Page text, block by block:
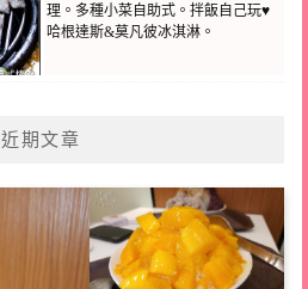
理。多種小菜自助式。拌飯自己玩♥
哈根達斯&莫凡彼冰淇淋。
近期文章